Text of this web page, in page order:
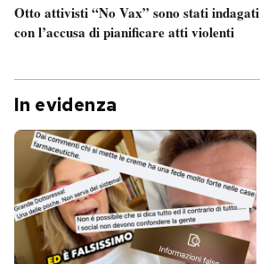
Otto attivisti “No Vax” sono stati indagati
con l’accusa di pianificare atti violenti
In evidenza